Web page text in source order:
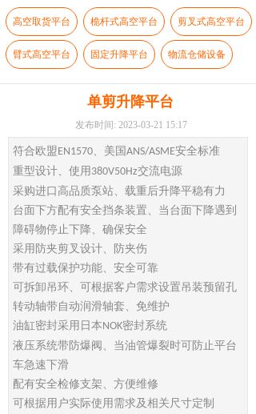
高空取货平台 桅杆式高空平台 剪叉式高空平台
臂式高空平台 固定升降平台 物流仓储设备
单剪升降平台
发布时间: 2023-03-21 15:17
符合欧盟EN1570、美国 ANS/ASME安全标准
重型设计、使用 380V50Hz交流电源
采购进口高品质泵站、载重后升降平稳有力
台面下方配有安全挡条装置、当台面下降遇到
障碍物停止下降、确保安全
采用防夹剪叉设计、防夹伤
带有过载保护功能、安全可靠
可拆卸吊环、可根据客户需求设置吊装预留孔
转动轴带自动润滑轴套、免维护
油缸密封采用日本NOK密封系统
液压系统带防爆阀、当油管爆裂时可防止平台
车急速下滑
配有安全检修支架、方便维修
可根据用户实际使用需求及相关尺寸定制